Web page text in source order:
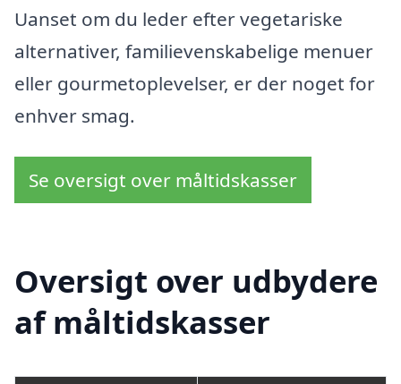
Uanset om du leder efter vegetariske
alternativer, familievenskabelige menuer
eller gourmetoplevelser, er der noget for
enhver smag.
Se oversigt over måltidskasser
Oversigt over udbydere
af måltidskasser